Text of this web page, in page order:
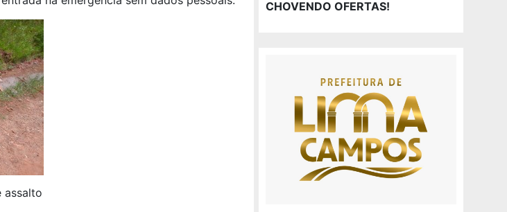
assalto
CHOVENDO OFERTAS!